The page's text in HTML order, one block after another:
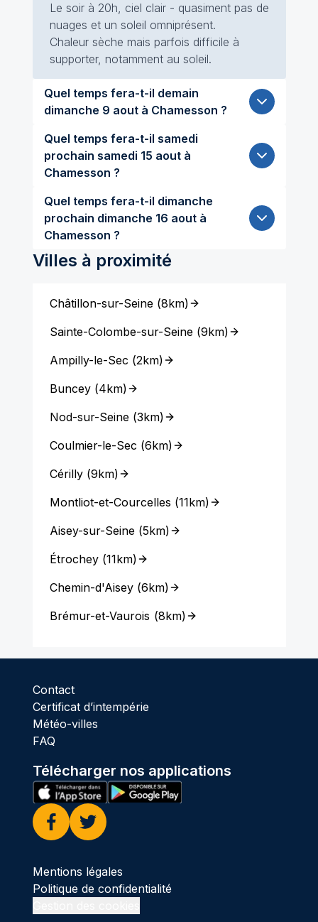
Le soir à 20h, ciel clair - quasiment pas de
nuages et un soleil omniprésent.
Chaleur sèche mais parfois difficile à
supporter, notamment au soleil.
Quel temps fera-t-il demain
dimanche 9 aout à Chamesson ?
Quel temps fera-t-il samedi
prochain samedi 15 aout à
Chamesson ?
Quel temps fera-t-il dimanche
prochain dimanche 16 aout à
Chamesson ?
Villes à proximité
Châtillon-sur-Seine(8km)
Sainte-Colombe-sur-Seine(9km)
Ampilly-le-Sec (2km)
Buncey(4km)
Nod-sur-Seine(3km)
Coulmier-le-Sec (6km)
Cérilly(9km)
Montliot-et-Courcelles (11km)
Aisey-sur-Seine(5km)
Étrochey(11km)
Chemin-d'Aisey(6km)
Brémur-et-Vaurois (8km)
Contact
Certificat d’intempérie
Météo-villes
FAQ
Télécharger nos applications
Facebook
Twitter
Mentions légales
Politique de confidentialité